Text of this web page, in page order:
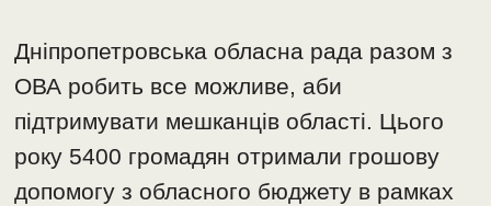
Дніпропетровська обласна рада разом з
ОВА робить все можливе, аби
підтримувати мешканців області. Цього
року 5400 громадян отримали грошову
допомогу з обласного бюджету в рамках